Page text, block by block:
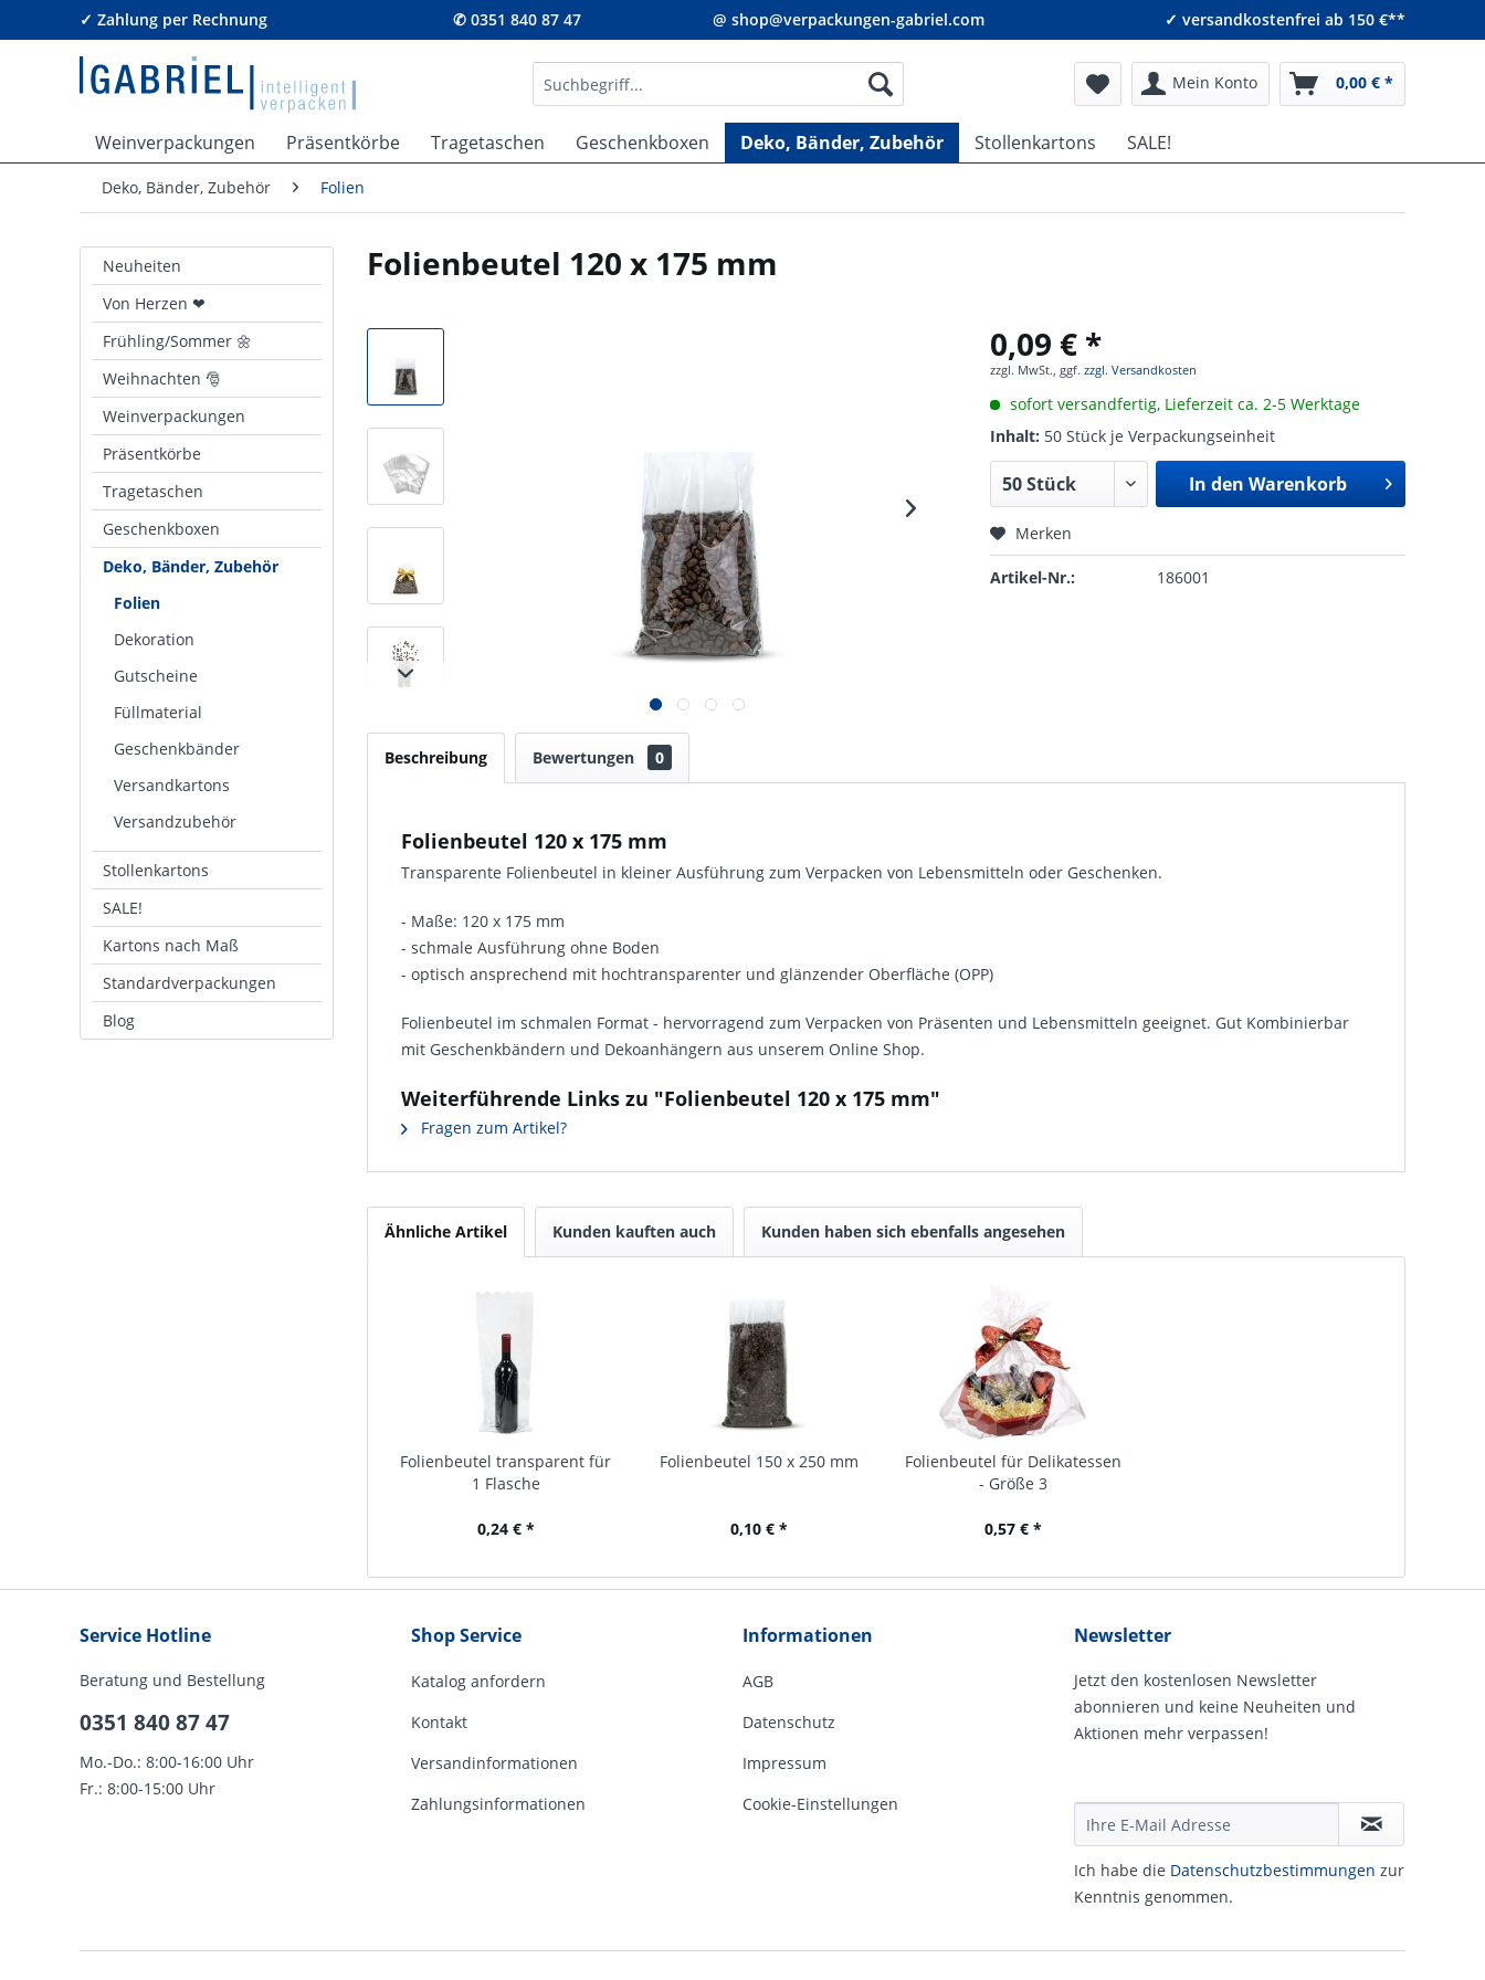
✓ Zahlung per Rechnung ✆ 0351 840 87 47 @ shop@verpackungen-gabriel.com ✓ versandkostenfrei ab 150 €**
Mein Konto 0,00 € *
Weinverpackungen Präsentkörbe Tragetaschen Geschenkboxen Deko, Bänder, Zubehör Stollenkartons SALE!
Deko, Bänder, Zubehör Folien
Neuheiten
Von Herzen ❤
Frühling/Sommer 🌼
Weihnachten 🎅
Weinverpackungen
Präsentkörbe
Tragetaschen
Geschenkboxen
Deko, Bänder, Zubehör
Folien
Dekoration
Gutscheine
Füllmaterial
Geschenkbänder
Versandkartons
Versandzubehör
Stollenkartons
SALE!
Kartons nach Maß
Standardverpackungen
Blog
Folienbeutel 120 x 175 mm
0,09 € *
zzgl. MwSt., ggf. zzgl. Versandkosten
sofort versandfertig, Lieferzeit ca. 2-5 Werktage
Inhalt: 50 Stück je Verpackungseinheit
In den Warenkorb
Merken
Artikel-Nr.: 186001
Beschreibung Bewertungen 0
Folienbeutel 120 x 175 mm
Transparente Folienbeutel in kleiner Ausführung zum Verpacken von Lebensmitteln oder Geschenken.
- Maße: 120 x 175 mm
- schmale Ausführung ohne Boden
- optisch ansprechend mit hochtransparenter und glänzender Oberfläche (OPP)
Folienbeutel im schmalen Format - hervorragend zum Verpacken von Präsenten und Lebensmitteln geeignet. Gut Kombinierbar
mit Geschenkbändern und Dekoanhängern aus unserem Online Shop.
Weiterführende Links zu "Folienbeutel 120 x 175 mm"
Fragen zum Artikel?
Ähnliche Artikel Kunden kauften auch Kunden haben sich ebenfalls angesehen
Folienbeutel transparent für
1 Flasche
0,24 € *
Folienbeutel 150 x 250 mm
0,10 € *
Folienbeutel für Delikatessen
- Größe 3
0,57 € *
Service Hotline
Beratung und Bestellung
0351 840 87 47
Mo.-Do.: 8:00-16:00 Uhr
Fr.: 8:00-15:00 Uhr
Shop Service
Katalog anfordern
Kontakt
Versandinformationen
Zahlungsinformationen
Informationen
AGB
Datenschutz
Impressum
Cookie-Einstellungen
Newsletter
Jetzt den kostenlosen Newsletter
abonnieren und keine Neuheiten und
Aktionen mehr verpassen!
Ich habe die Daten­schutz­be­stim­mungen zur
Kennt­nis genommen.